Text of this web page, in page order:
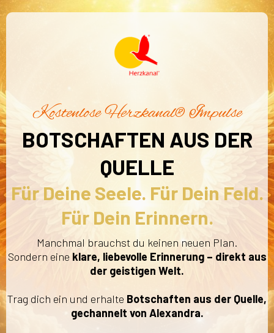
KostenloseHerzkanal®Impulse
BOTSCHAFTEN AUS DER
QUELLE
Für Deine Seele. Für Dein Feld.
Für Dein Erinnern.
Manchmal brauchst du keinen neuen Plan.
Sondern eine klare, liebevolle Erinnerung – direkt aus
der geistigen Welt.
Trag dich ein und erhalte Botschaften aus der Quelle,
gechannelt von Alexandra.